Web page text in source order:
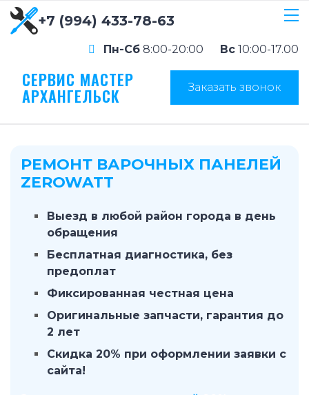
+7 (994) 433-78-63
Пн-Сб 8:00-20:00 Вс 10:00-17.00
СЕРВИС МАСТЕР
АРХАНГЕЛЬСК Заказать звонок
РЕМОНТ ВАРОЧНЫХ ПАНЕЛЕЙ
ZEROWATT
Выезд в любой район города в день
обращения
Бесплатная диагностика, без
предоплат
Фиксированная честная цена
Оригинальные запчасти, гарантия до
2 лет
Скидка 20% при оформлении заявки с
сайта!